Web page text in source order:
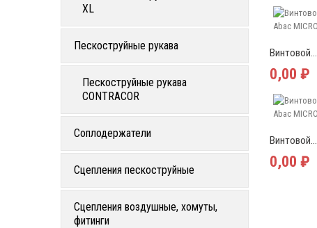
XL
Пескоструйные рукава
Пескоструйные рукава
CONTRACOR
Соплодержатели
Сцепления пескоструйные
Сцепления воздушные, хомуты,
фитинги
Винтовой...
0,00 ₽
Винтовой...
0,00 ₽